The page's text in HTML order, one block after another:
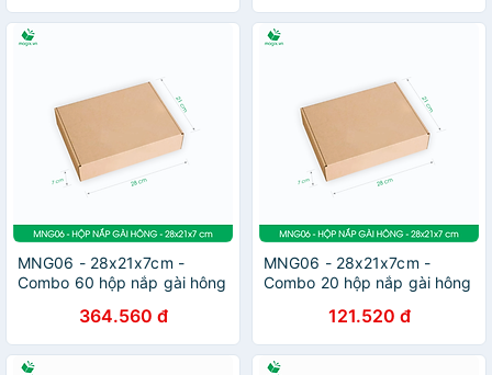
MNG06 - 28x21x7cm -
Combo 60 hộp nắp gài hông
364.560 đ
MNG06 - 28x21x7cm -
Combo 20 hộp nắp gài hông
121.520 đ